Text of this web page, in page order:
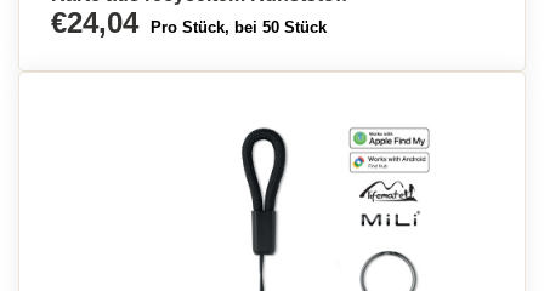
€24,04 Pro Stück, bei 50 Stück